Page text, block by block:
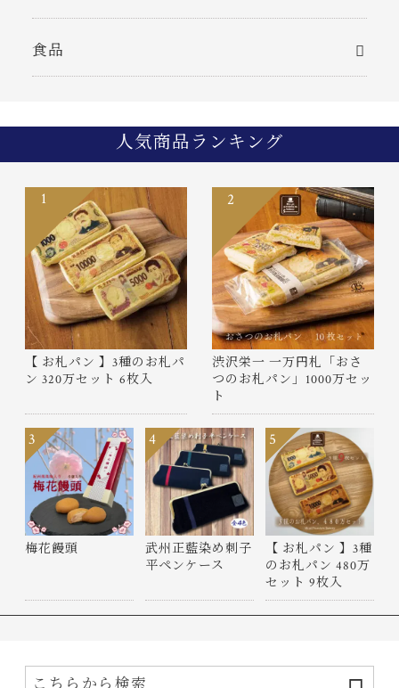
食品
人気商品ランキング
【 お札パン 】3種のお札パ
ン 320万セット 6枚入
1
渋沢栄一 一万円札「おさ
つのお札パン」1000万セッ
ト
2
梅花饅頭
3
武州正藍染め刺子
平ペンケース
4
【 お札パン 】3種
のお札パン 480万
セット 9枚入
5